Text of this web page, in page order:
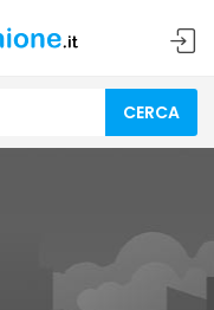
CERCA